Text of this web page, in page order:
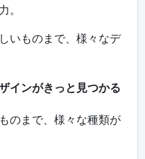
。
いものまで、様々なデ
インがきっと見つかる
のまで、様々な種類が